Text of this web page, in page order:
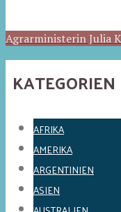
Agrarministerin Julia
KATEGORIEN
AFRIKA
AMERIKA
ARGENTINIEN
ASIEN